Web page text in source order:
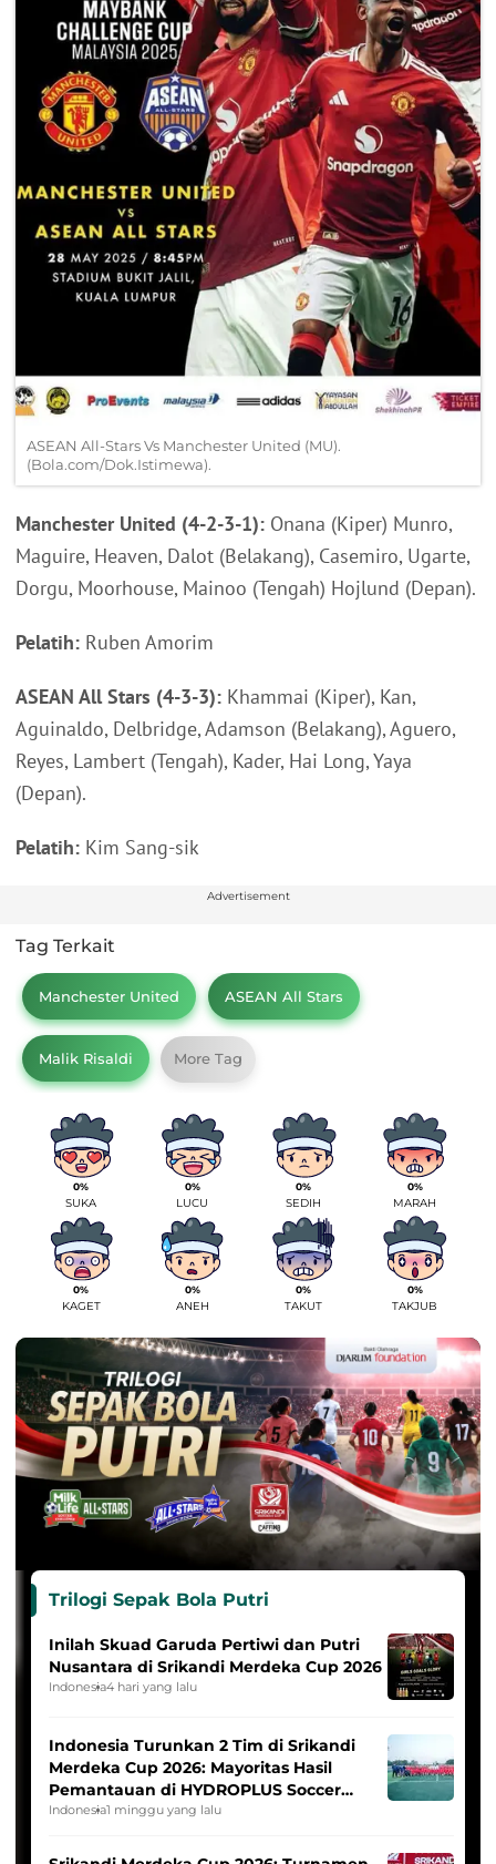
ASEAN All-Stars Vs Manchester United (MU).
(Bola.com/Dok.Istimewa).
Manchester United (4-2-3-1): Onana (Kiper) Munro,
Maguire, Heaven, Dalot (Belakang), Casemiro, Ugarte,
Dorgu, Moorhouse, Mainoo (Tengah) Hojlund (Depan).
Pelatih: Ruben Amorim
ASEAN All Stars (4-3-3): Khammai (Kiper), Kan,
Aguinaldo, Delbridge, Adamson (Belakang), Aguero,
Reyes, Lambert (Tengah), Kader, Hai Long, Yaya
(Depan).
Pelatih: Kim Sang-sik
Advertisement
Tag Terkait
Manchester United ASEAN All Stars
Malik Risaldi More Tag
0%
SUKA
0%
LUCU
0%
SEDIH
0%
MARAH
0%
KAGET
0%
ANEH
0%
TAKUT
0%
TAKJUB
Trilogi Sepak Bola Putri
Inilah Skuad Garuda Pertiwi dan Putri
Nusantara di Srikandi Merdeka Cup 2026
Indonesia4 hari yang lalu
Indonesia Turunkan 2 Tim di Srikandi
Merdeka Cup 2026: Mayoritas Hasil
Pemantauan di HYDROPLUS Soccer
League
Indonesia1 minggu yang lalu